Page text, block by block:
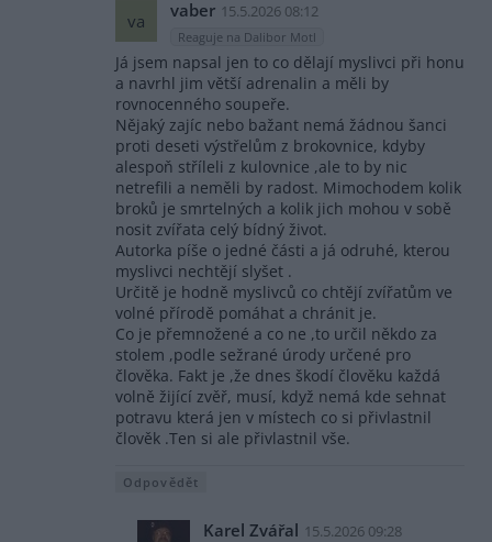
va vaber 15.5.2026 08:12
Reaguje na Dalibor Motl
Já jsem napsal jen to co dělají myslivci při honu
a navrhl jim větší adrenalin a měli by
rovnocenného soupeře.
Nějaký zajíc nebo bažant nemá žádnou šanci
proti deseti výstřelům z brokovnice, kdyby
alespoň stříleli z kulovnice ,ale to by nic
netrefili a neměli by radost. Mimochodem kolik
broků je smrtelných a kolik jich mohou v sobě
nosit zvířata celý bídný život.
Autorka píše o jedné části a já odruhé, kterou
myslivci nechtějí slyšet .
Určitě je hodně myslivců co chtějí zvířatům ve
volné přírodě pomáhat a chránit je.
Co je přemnožené a co ne ,to určil někdo za
stolem ,podle sežrané úrody určené pro
člověka. Fakt je ,že dnes škodí člověku každá
volně žijící zvěř, musí, když nemá kde sehnat
potravu která jen v místech co si přivlastnil
člověk .Ten si ale přivlastnil vše.
Odpovědět
Karel Zvářal 15.5.2026 09:28